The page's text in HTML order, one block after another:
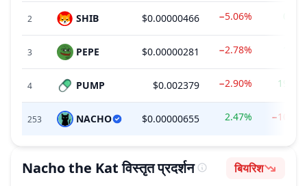
2 SHIB $0.00000466 −5.06%
3 PEPE $0.00000281 −2.78%
4 PUMP $0.002379 −2.90%
253 NACHO $0.00000655 2.47%
Nacho the Kat विस्तृत प्रदर्शन भावना
बियरिश